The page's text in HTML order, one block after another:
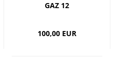
GAZ 12
100,00 EUR